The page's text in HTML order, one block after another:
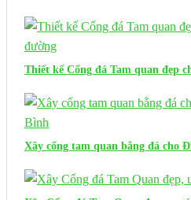
Thiết kế Cổng đá Tam quan đẹp
Xây cổng tam quan bằng đá cho